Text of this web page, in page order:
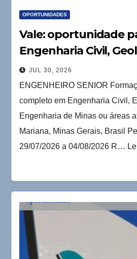
OPORTUNIDADES
Vale: oportunidade
Engenharia Civil,
JUL 30, 2026
ENGENHEIRO SENIOR
completo em Engenharia Civil,
Engenharia de Minas ou áreas
Mariana, Minas Gerais, Brasil
29/07/2026 a 04/08/2026 R…